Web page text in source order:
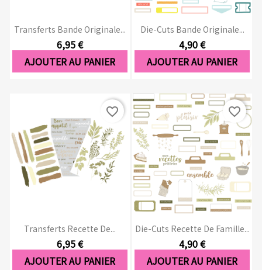
Transferts Bande Originale...
6,95 €
AJOUTER AU PANIER
Die-Cuts Bande Originale...
4,90 €
AJOUTER AU PANIER
Transferts Recette De...
6,95 €
AJOUTER AU PANIER
favorite_border
Die-Cuts Recette De Famille...
4,90 €
AJOUTER AU PANIER
favorite_border